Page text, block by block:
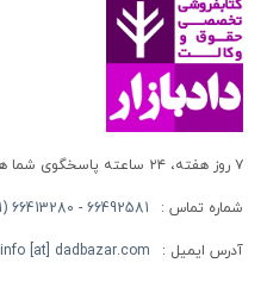
۷ روز هفته، ۲۴ ساعته پاسخگوی شما هستیم
شماره تماس : 66492581 - 66413280 (021)
آدرس ایمیل : info [at] dadbazar.com